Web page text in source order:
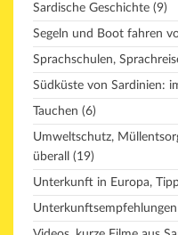
Sardische Geschichte (9)
Segeln und Boot fahren
Sprachschulen,
Südküste von Sardinien:
Tauchen (6)
Umweltschutz,
überall
(19)
Unterkunft in Europa,